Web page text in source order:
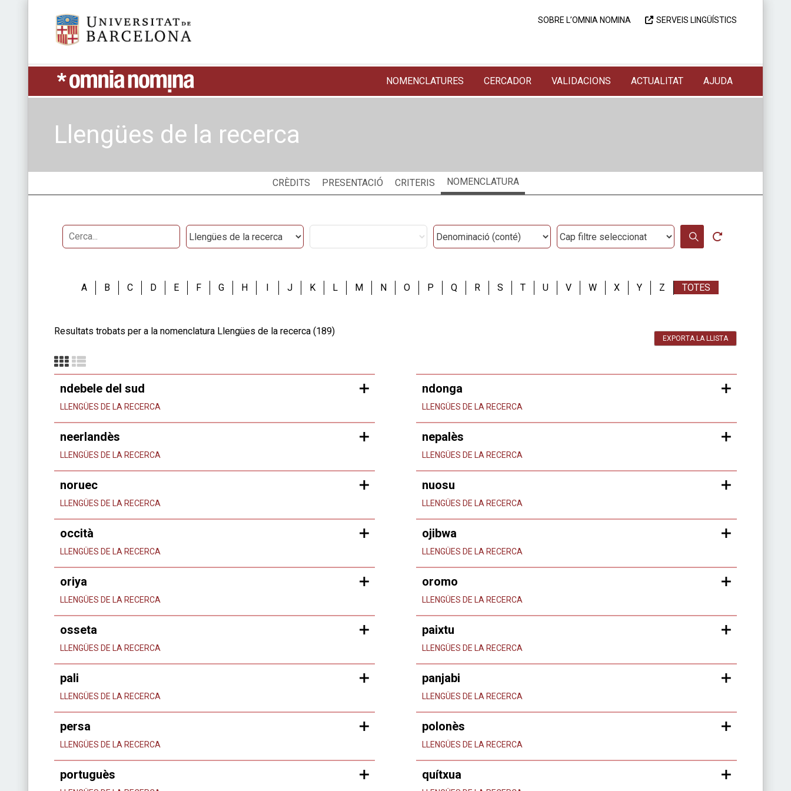
content
Universitat de Barcelona SOBRE L’OMNIA NOMINA SERVEIS LINGÜÍSTICS
UB > Omnia nomina NOMENCLATURES CERCADOR VALIDACIONS ACTUALITAT AJUDA
Llengües de la recerca
CRÈDITS PRESENTACIÓ CRITERIS NOMENCLATURA
Cerca... Obres Filtres Altres filtres
CERCARNeteja la cerca
A B C D E F G H I J K L M N O P Q R S T U V W X Y Z TOTES
Resultats trobats per a la nomenclatura Llengües de la recerca (189)
EXPORTA LA LLISTA
ndebele del sud
LLENGÜES DE LA RECERCA
ndonga
LLENGÜES DE LA RECERCA
neerlandès
LLENGÜES DE LA RECERCA
nepalès
LLENGÜES DE LA RECERCA
noruec
LLENGÜES DE LA RECERCA
nuosu
LLENGÜES DE LA RECERCA
occità
LLENGÜES DE LA RECERCA
ojibwa
LLENGÜES DE LA RECERCA
oriya
LLENGÜES DE LA RECERCA
oromo
LLENGÜES DE LA RECERCA
osseta
LLENGÜES DE LA RECERCA
paixtu
LLENGÜES DE LA RECERCA
pali
LLENGÜES DE LA RECERCA
panjabi
LLENGÜES DE LA RECERCA
persa
LLENGÜES DE LA RECERCA
polonès
LLENGÜES DE LA RECERCA
portuguès quítxua